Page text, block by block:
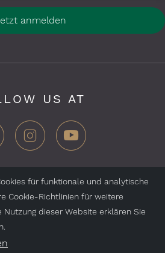
anmelden
US AT
AG, Samnaun Dorf, CH-7563
Schweiz
für funktionale und analytische
Cookie-Richtlinien für weitere
dieser Website erklären Sie